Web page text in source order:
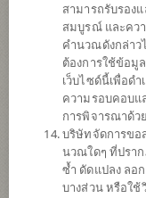
เน้นลงทุนในหน่วยลง
(Feeder Fund) ได้แก่
Fund (กองทุนหลัก)
วัตถุประสงค์สร้างผล
สกุลเงินดอลลาร์สหรั
สหรัฐอเมริกาที่มุ่งเน้
เสริมในหลักทรัพย์นอ
ลงทุนในหุ้นจีน China
ผ่านระบบ Stock
กองทุนอาจลงทุนในห
อสังหาริมทรัพย์ (กอง
สามารถรับรอง
สมบูรณ์ และคว
คำนวณดังกล่าว
ต้องการใช้ข้อมู
เว็บไซด์นี้เพื่อด
ความรอบคอบ
การพิจารณาด้วย
บริษัทจัดการขอ
นวณใดๆ ที่ปรา
ซ้ำ ดัดแปลง ลอ
บางส่วน หรือใช้